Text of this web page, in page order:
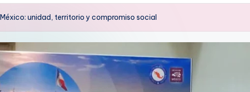
unidad, territorio y compromiso social